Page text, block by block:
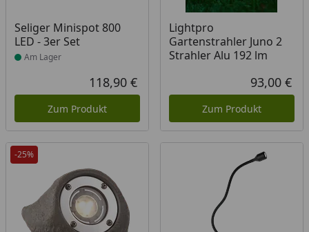
Seliger Minispot 800
LED - 3er Set
Produkt am Lager
Am Lager
Aktueller Preis
118,90 €
Zum Produkt
Lightpro
Gartenstrahler Juno 2
Strahler Alu 192 lm
93,00 €
Zum Produkt
-25%